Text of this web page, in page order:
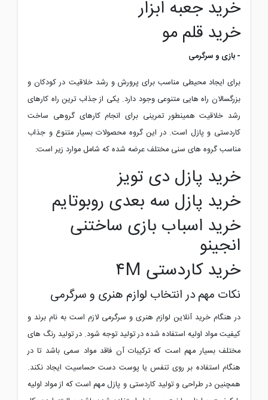
خرید جعبه ابزار
خرید قلم مو
- بازی و سرگرمی
برای ایجاد محیطی مناسب برای پرورش و رشد خلاقیت در کودکان و
بزرگسالان راه هایی متنوعی وجود دارد. یکی از جذاب ترین راه کارهای
رشد خلاقیت همینطور تمرینی برای انجام کارهای گروهی ساخت
کاردستی و پازل است. در این گروه محصولات بسیار متنوع و جذاب
مناسب گروه های سنی مختلف عرضه شده که شامل موارد زیر است:
خرید پازل دی تویز
خرید پازل سه بعدی روبوتایم
خرید اسباب بازی ساختنی
انجینو
خرید کاردستی ۴M
نکات مهم در انتخاب لوازم هنری و سرگرمی
در هنگام خرید آنلاین لوازم هنری و سرگرمی لازم است به نام برند و
کیفیت مواد اولیه استفاده شده در تولید توجه شود. در تولید رنگ های
مختلف بسیار مهم است که ترکیبات آن فاقد مواد سمی باشد تا در
هنگام استفاده بر روی تنفس یا پوست دست حساسیت ایجاد نکند.
همچنین در طراحی و تولید کاردستی و پازل مهم است که از مواد اولیه